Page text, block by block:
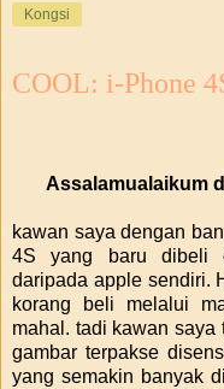
Kongsi
COOL: i-Phone
Assalamualaikum
kawan saya dengan
4S yang baru dibeli
daripada apple sendiri.
korang beli melalui
mahal. tadi kawan saya
gambar terpakse
yang semakin banyak